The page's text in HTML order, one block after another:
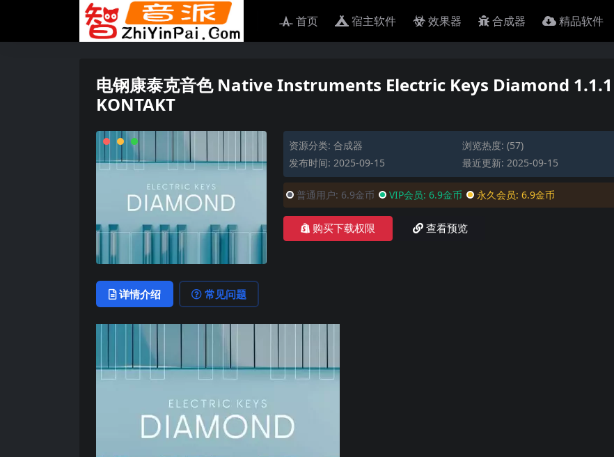
首页 宿主软件 效果器 合成器 精品软件
电钢康泰克音色 Native Instruments Electric Keys Diamond 1.1.1
KONTAKT
资源分类: 合成器
浏览热度: (57)
发布时间: 2025-09-15
最近更新: 2025-09-15
普通用户: 6.9金币 VIP会员: 6.9金币 永久会员: 6.9金币
购买下载权限 查看预览
详情介绍 常见问题